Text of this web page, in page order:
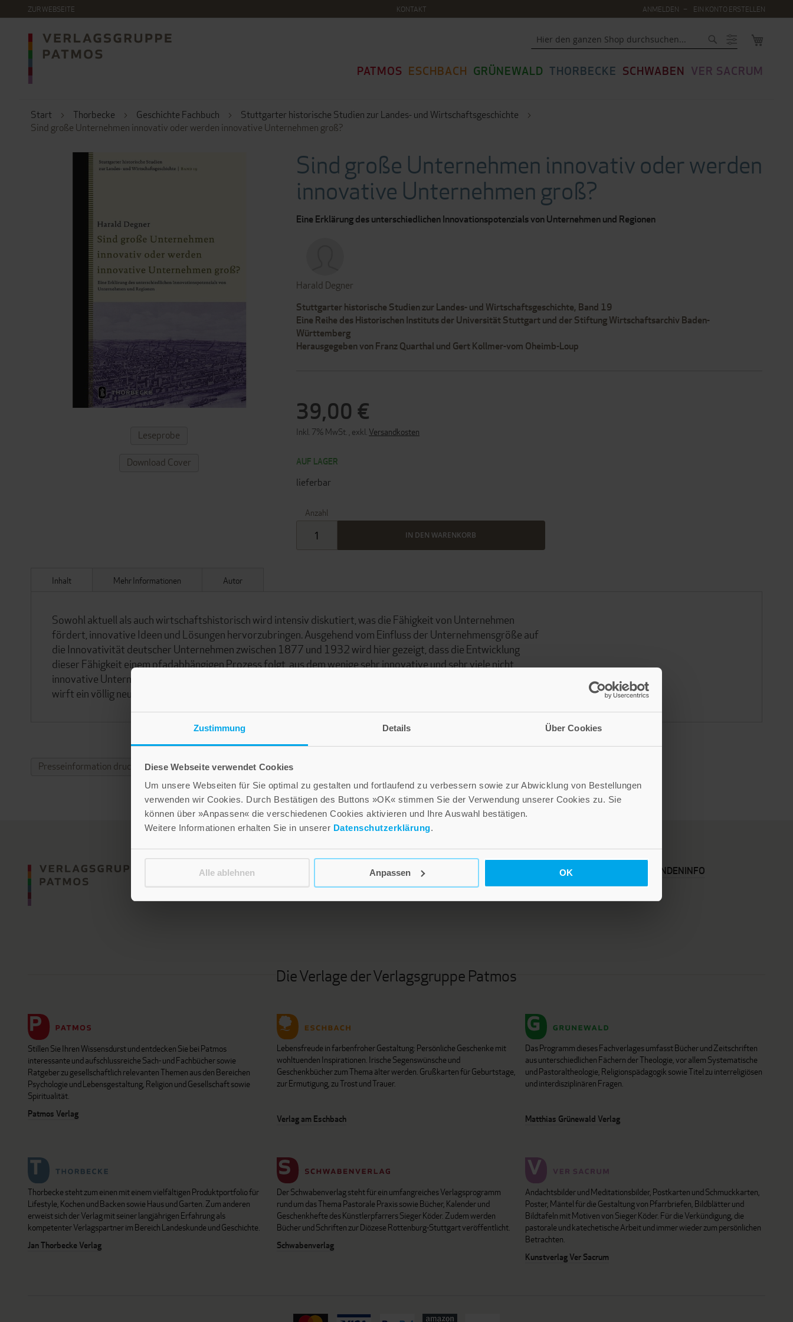
Zustimmung Details Über Cookies
Diese Webseite verwendet Cookies
Um unsere Webseiten für Sie optimal zu gestalten und fortlaufend zu verbessern sowie zur Abwicklung von Bestellungen
verwenden wir Cookies. Durch Bestätigen des Buttons »OK« stimmen Sie der Verwendung unserer Cookies zu. Sie
können über »Anpassen« die verschiedenen Cookies aktivieren und Ihre Auswahl bestätigen.
Weitere Informationen erhalten Sie in unserer Datenschutzerklärung.
Alle ablehnen Anpassen OK
ZUR WEBSEITE KONTAKT
DIREKT
INHALT
ANMELDEN EIN KONTO ERSTELLEN
PATMOS ESCHBACH GRÜNEWALD THORBECKE SCHWABEN VER SACRUM
Start Thorbecke Geschichte Fachbuch
Stuttgarter historische Studien zur Landes- und Wirtschaftsgeschichte
Sind große Unternehmen innovativ oder werden innovative Unternehmen groß?
Sind große Unternehmen innovativ oder werden
innovative Unternehmen groß?
Eine Erklärung des unterschiedlichen Innovationspotenzials von Unternehmen und Regionen
Harald Degner
Stuttgarter historische Studien zur Landes- und Wirtschaftsgeschichte, Band 19
Eine Reihe des Historischen Instituts der Universität Stuttgart und der Stiftung Wirtschaftsarchiv Baden-
Württemberg
Herausgegeben von Franz Quarthal und Gert Kollmer-vom Oheimb-Loup
39,00 €
Inkl. 7% MwSt. , exkl. Versandkosten
AUF LAGER
lieferbar
Anzahl
IN DEN WARENKORB
ENDE
ZUM
ANFANG
BILDERGALERIE
Leseprobe
Download Cover
Inhalt
Sowohl aktuell als auch wirtschaftshistorisch wird intensiv diskutiert, was die Fähigkeit von Unternehmen
fördert, innovative Ideen und Lösungen hervorzubringen. Ausgehend vom Einfluss der Unternehmensgröße auf
die Innovativität deutscher Unternehmen zwischen 1877 und 1932 wird hier gezeigt, dass die Entwicklung
dieser Fähigkeit einem pfadabhängigen Prozess folgt, aus dem wenige sehr innovative und sehr viele nicht
innovative Unternehmen hervorgehen. Dies verbessert die klassischen Erklärungsmodelle entscheidend und
wirft ein völlig neues Licht auf die Bedeutung regionaler Faktoren.
Mehr Informationen Autor
Presseinformation drucken
NEWSLETTER KARRIERE KUNDENINFO
Die Verlage der Verlagsgruppe Patmos
Stillen Sie Ihren Wissensdurst und entdecken Sie bei Patmos
interessante und aufschlussreiche Sach- und Fachbücher sowie
Ratgeber zu gesellschaftlich relevanten Themen aus den Bereichen
Psychologie und Lebensgestaltung, Religion und Gesellschaft sowie
Spiritualität.
Patmos Verlag
Lebensfreude in farbenfroher Gestaltung: Persönliche Geschenke mit
wohltuenden Inspirationen. Irische Segenswünsche und
Geschenkbücher zum Thema älter werden. Grußkarten für Geburtstage,
zur Ermutigung, zu Trost und Trauer.
Verlag am Eschbach
Das Programm dieses Fachverlages umfasst Bücher und Zeitschriften
aus unterschiedlichen Fächern der Theologie, vor allem Systematische
und Pastoraltheologie, Religionspädagogik sowie Titel zu interreligiösen
und interdisziplinären Fragen.
Matthias Grünewald Verlag
Thorbecke steht zum einen mit einem vielfältigen Produktportfolio für
Lifestyle, Kochen und Backen sowie Haus und Garten. Zum anderen
erweist sich der Verlag mit seiner langjährigen Erfahrung als
kompetenter Verlagspartner im Bereich Landeskunde und Geschichte.
Jan Thorbecke Verlag
Der Schwabenverlag steht für ein umfangreiches Verlagsprogramm
rund um das Thema Pastorale Praxis sowie Bücher, Kalender und
Geschenkhefte des Künstlerpfarrers Sieger Köder. Zudem werden
Bücher und Schriften zur Diözese Rottenburg-Stuttgart veröffentlicht.
Schwabenverlag
Andachtsbilder und Meditationsbilder, Postkarten und Schmuckkarten,
Poster, Mäntel für die Gestaltung von Pfarrbriefen, Bildblätter und
Bildtafeln mit Motiven von Sieger Köder. Für die Verkündigung, die
pastorale und katechetische Arbeit und immer wieder zum persönlichen
Betrachten.
Kunstverlag Ver Sacrum